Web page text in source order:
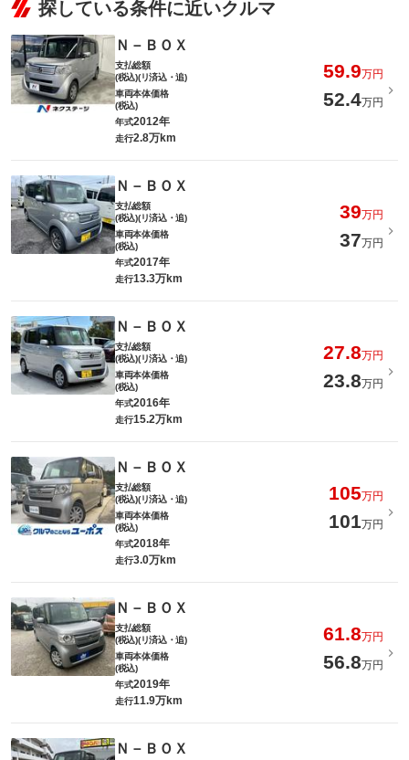
探している条件に近いクルマ
Ｎ－ＢＯＸ
支払総額
(税込)(リ済込・追)
59.9万円
車両本体価格
(税込)
52.4万円
年式2012年
走行2.8万km
Ｎ－ＢＯＸ
支払総額
(税込)(リ済込・追)
39万円
車両本体価格
(税込)
37万円
年式2017年
走行13.3万km
Ｎ－ＢＯＸ
支払総額
(税込)(リ済込・追)
27.8万円
車両本体価格
(税込)
23.8万円
年式2016年
走行15.2万km
Ｎ－ＢＯＸ
支払総額
(税込)(リ済込・追)
105万円
車両本体価格
(税込)
101万円
年式2018年
走行3.0万km
Ｎ－ＢＯＸ
支払総額
(税込)(リ済込・追)
61.8万円
車両本体価格
(税込)
56.8万円
年式2019年
走行11.9万km
Ｎ－ＢＯＸ